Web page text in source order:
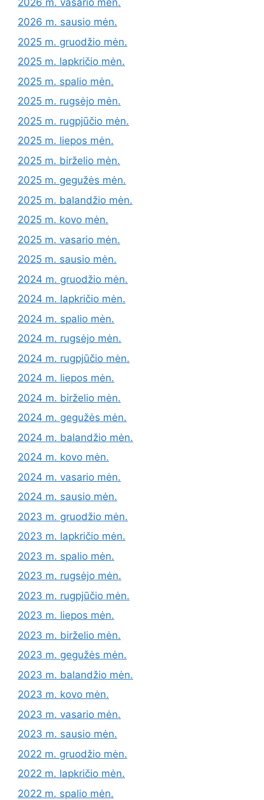
2026 m. sausio mėn.
2025 m. gruodžio mėn.
2025 m. lapkričio mėn.
2025 m. spalio mėn.
2025 m. rugsėjo mėn.
2025 m. rugpjūčio mėn.
2025 m. liepos mėn.
2025 m. birželio mėn.
2025 m. gegužės mėn.
2025 m. balandžio mėn.
2025 m. kovo mėn.
2025 m. vasario mėn.
2025 m. sausio mėn.
2024 m. gruodžio mėn.
2024 m. lapkričio mėn.
2024 m. spalio mėn.
2024 m. rugsėjo mėn.
2024 m. rugpjūčio mėn.
2024 m. liepos mėn.
2024 m. birželio mėn.
2024 m. gegužės mėn.
2024 m. balandžio mėn.
2024 m. kovo mėn.
2024 m. vasario mėn.
2024 m. sausio mėn.
2023 m. gruodžio mėn.
2023 m. lapkričio mėn.
2023 m. spalio mėn.
2023 m. rugsėjo mėn.
2023 m. rugpjūčio mėn.
2023 m. liepos mėn.
2023 m. birželio mėn.
2023 m. gegužės mėn.
2023 m. balandžio mėn.
2023 m. kovo mėn.
2023 m. vasario mėn.
2023 m. sausio mėn.
2022 m. gruodžio mėn.
2022 m. lapkričio mėn.
2022 m. spalio mėn.